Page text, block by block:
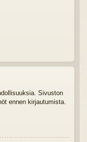
Sivuston
ennen kirjautumista.